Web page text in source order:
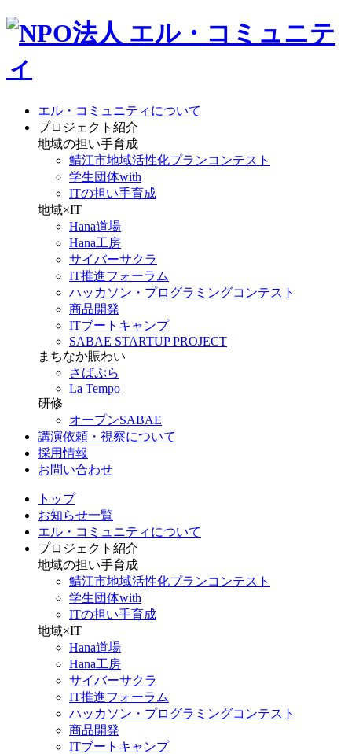
エル・コミュニティについて
プロジェクト紹介
地域の担い手育成
鯖江市地域活性化プランコンテスト
学生団体with
ITの担い手育成
地域×IT
Hana道場
Hana工房
サイバーサクラ
IT推進フォーラム
ハッカソン・プログラミングコンテスト
商品開発
ITブートキャンプ
SABAE STARTUP PROJECT
まちなか賑わい
さばぷら
La Tempo
研修
オープンSABAE
講演依頼・視察について
採用情報
お問い合わせ
トップ
お知らせ一覧
エル・コミュニティについて
プロジェクト紹介
地域の担い手育成
鯖江市地域活性化プランコンテスト
学生団体with
ITの担い手育成
地域×IT
Hana道場
Hana工房
サイバーサクラ
IT推進フォーラム
ハッカソン・プログラミングコンテスト
商品開発
ITブートキャンプ